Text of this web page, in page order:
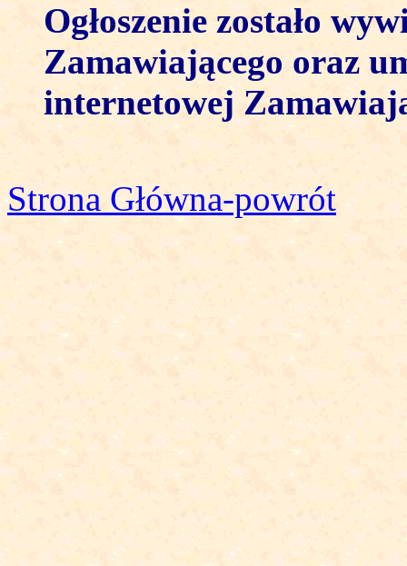
Ogłoszenie zostało
Zamawiającego oraz
internetowej
Strona Główna-powrót